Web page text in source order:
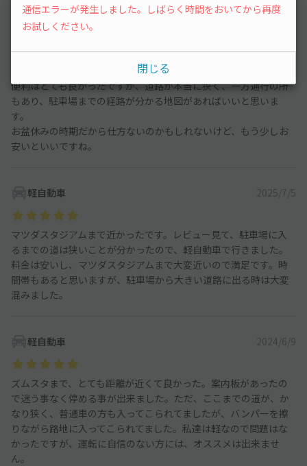
軽自動車 2025/8/12
広島市外から車で野球観戦に行く事にしてから、予約ができ、球
場まで近い駐車場を探しました。球場と駅の中間くらいにあり、
便利はとても良かったですが、道路が本当に狭く、一方通行の所
もあり、駐車場までの経路が分かる地図があればいいと思いま
す。
お盆休みの時期だから仕方ないのかもしれないけど、もう少しお
安いといいですね。
軽自動車 2025/7/5
マツダスタジアムまで近かったです。レビュー見て、駐車場に入
るまでの道は狭いことが分かったので、軽自動車で行きました。
料金は安いし、マツダスタジアムまで大変近いので満足です。時
間帯もあると思いますが、駐車場から大きい道路に出る時は大変
混みました。
軽自動車 2024/6/9
ズムスタまで、とても距離が近くて良かった。案内板があったの
で迷う事なく停める事が出来ました。ただ、ここまでの道が、か
なり狭く、普通車の方も入ってこられてましたが、バンパーを擦
りながら路地に入ってこられてました。私達は軽なので問題はな
かったですが、運転に自信のない方には、オススメは出来ませ
ん。
通信エラーが発生しました。しばらく時間をおいてから再度
お試しください。
閉じる